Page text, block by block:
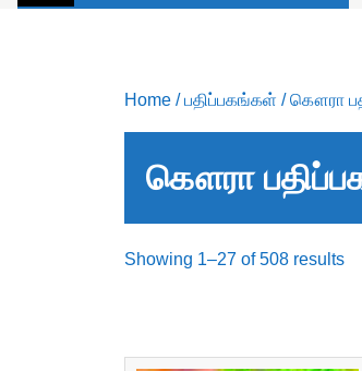
Home /பதிப்பகங்கள் / கௌரா
கௌரா
Showing 1–27 of 508 results